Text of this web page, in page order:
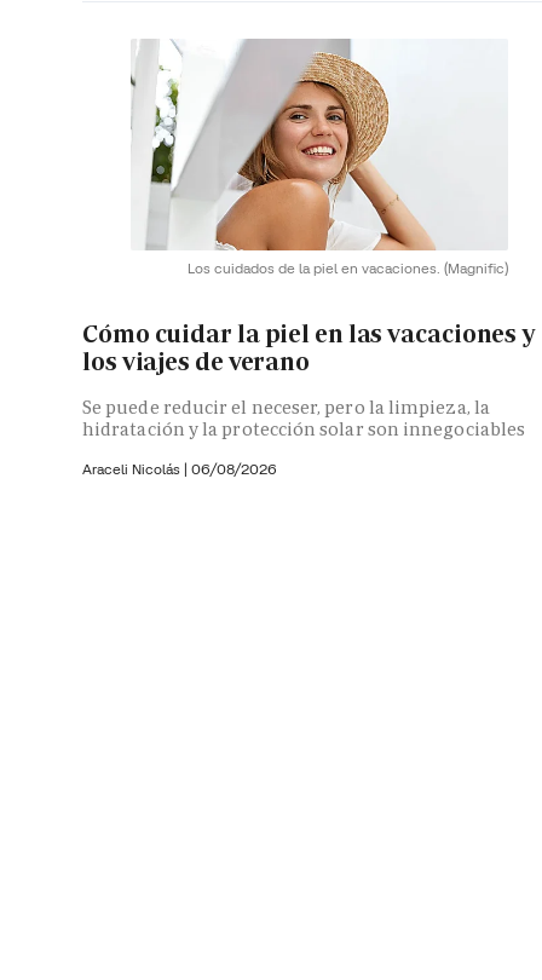
Los cuidados de la piel en vacaciones. (Magnific)
Cómo cuidar la piel en las vacaciones y
los viajes de verano
Se puede reducir el neceser, pero la limpieza, la
hidratación y la protección solar son innegociables
Araceli Nicolás | 06/08/2026